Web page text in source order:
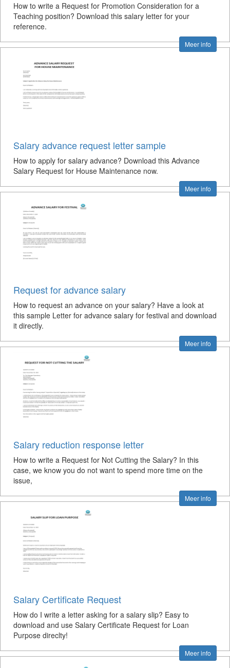
How to write a Request for Promotion Consideration for a
Teaching position? Download this salary letter for your
reference.
Meer info
Salary advance request letter sample
How to apply for salary advance? Download this Advance
Salary Request for House Maintenance now.
Meer info
Request for advance salary
How to request an advance on your salary? Have a look at
this sample Letter for advance salary for festival and download
it directly.
Meer info
Salary reduction response letter
How to write a Request for Not Cutting the Salary? In this
case, we know you do not want to spend more time on the
issue,
Meer info
Salary Certificate Request
How do I write a letter asking for a salary slip? Easy to
download and use Salary Certificate Request for Loan
Purpose direclty!
Meer info